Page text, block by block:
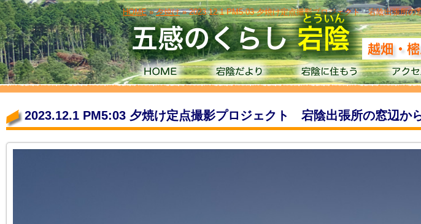
HOME»夕焼け» 2023.12.1 PM5:03 夕焼け定点撮影プロジェクト 宕陰出張所の
2023.12.1 PM5:03 夕焼け定点撮影プロジェクト 宕陰出張所の窓辺か